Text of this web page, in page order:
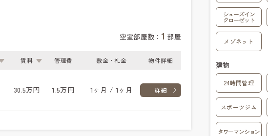
空室部屋数： 1 部屋
賃料 管理費 敷金・礼金 物件詳細
詳細
30.5万円 1.5万円 1ヶ月 / 1ヶ月
シューズイン
クローゼット
メゾネット
建物
24時間管理
スポーツジム
タワーマンション